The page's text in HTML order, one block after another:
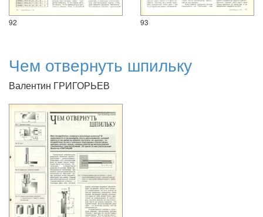
92 93
Чем отвернуть шпильку
Валентин ГРИГОРЬЕВ